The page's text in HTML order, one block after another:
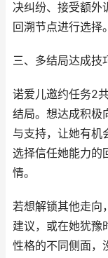
决纠纷、接受额外
回溯节点进行选择。
三、多结局达成技
诺爱儿邀约任务2
结局。想达成积极
与支持，让她有机
选择信任她能力的
情。
若想解锁其他走向
建议，或在她犹豫
性格的不同侧面，